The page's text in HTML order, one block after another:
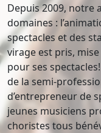
Depuis 2009, notre
domaines :
spectacles et des
virage est pris,
pour ses
de la semi-
d’entrepreneur de
jeunes musiciens
choristes tous